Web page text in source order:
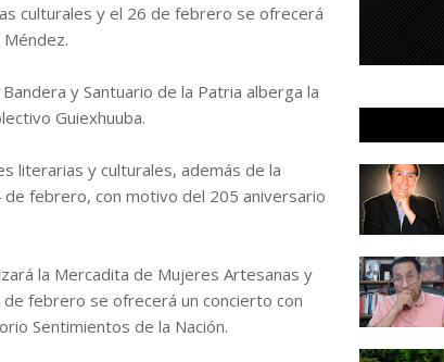
culturales y el 26 de febrero se ofrecerá
y Santuario de la Patria alberga la
Guiexhuuba.
literarias y culturales, además de la
febrero, con motivo del 205 aniversario
la Mercadita de Mujeres Artesanas y
febrero se ofrecerá un concierto con
Sentimientos de la Nación.